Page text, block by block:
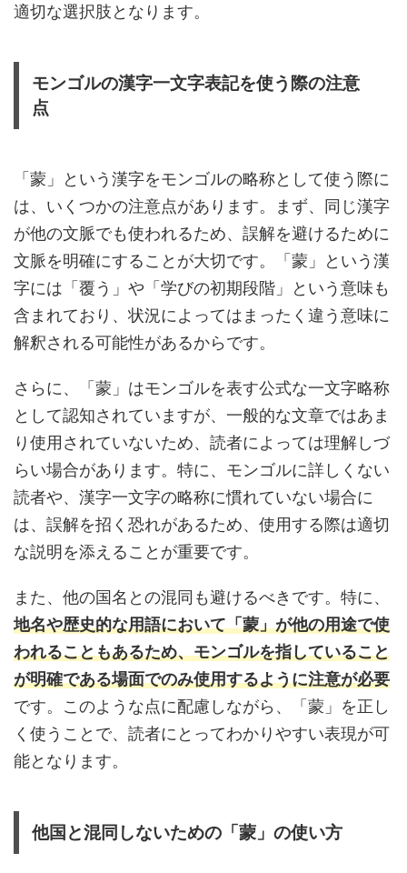
適切な選択肢となります。
モンゴルの漢字一文字表記を使う際の注意
点
「蒙」という漢字をモンゴルの略称として使う際に
は、いくつかの注意点があります。まず、同じ漢字
が他の文脈でも使われるため、誤解を避けるために
文脈を明確にすることが大切です。「蒙」という漢
字には「覆う」や「学びの初期段階」という意味も
含まれており、状況によってはまったく違う意味に
解釈される可能性があるからです。
さらに、「蒙」はモンゴルを表す公式な一文字略称
として認知されていますが、一般的な文章ではあま
り使用されていないため、読者によっては理解しづ
らい場合があります。特に、モンゴルに詳しくない
読者や、漢字一文字の略称に慣れていない場合に
は、誤解を招く恐れがあるため、使用する際は適切
な説明を添えることが重要です。
また、他の国名との混同も避けるべきです。特に、
地名や歴史的な用語において「蒙」が他の用途で使
われることもあるため、モンゴルを指していること
が明確である場面でのみ使用するように注意が必要
です。このような点に配慮しながら、「蒙」を正し
く使うことで、読者にとってわかりやすい表現が可
能となります。
他国と混同しないための「蒙」の使い方